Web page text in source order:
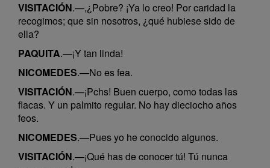
VISITACIÓN.—,¿Pobre? ¡Ya lo creo! Por caridad la
recogimos; que sin nosotros, ¿qué hubiese sido de
ella?
PAQUITA.—¡Y tan linda!
NICOMEDES.—No es fea.
VISITACIÓN.—¡Pchs! Buen cuerpo, como todas las
flacas. Y un palmito regular. No hay dieciocho años
feos.
NICOMEDES.—Pues yo he conocido algunos.
VISITACIÓN.—¡Qué has de conocer tú! Tú nunca